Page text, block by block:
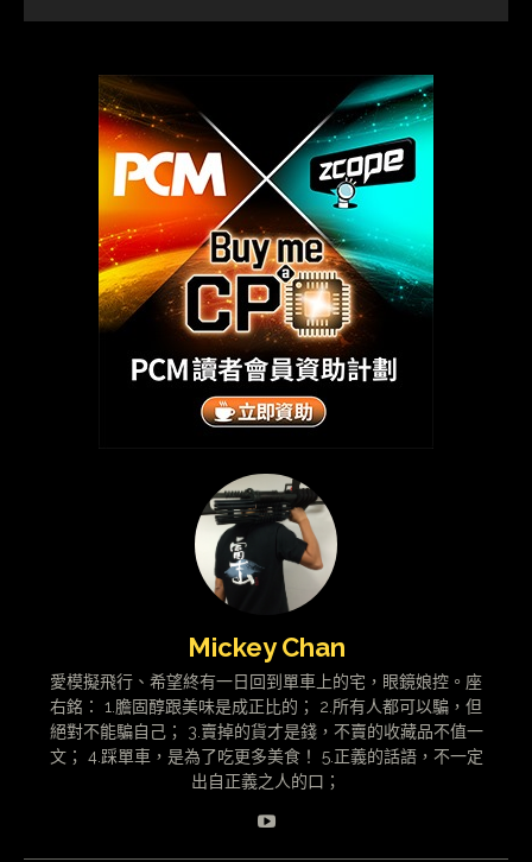
Mickey Chan
愛模擬飛行、希望終有一日回到單車上的宅，眼鏡娘控。座
右銘： 1.膽固醇跟美味是成正比的； 2.所有人都可以騙，但
絕對不能騙自己； 3.賣掉的貨才是錢，不賣的收藏品不值一
文； 4.踩單車，是為了吃更多美食！ 5.正義的話語，不一定
出自正義之人的口；